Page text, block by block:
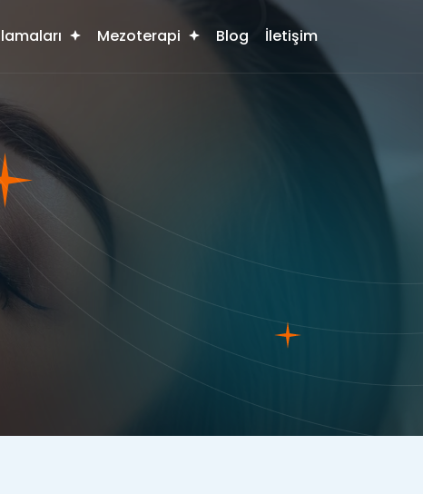
Mezoterapi Blog İletişim